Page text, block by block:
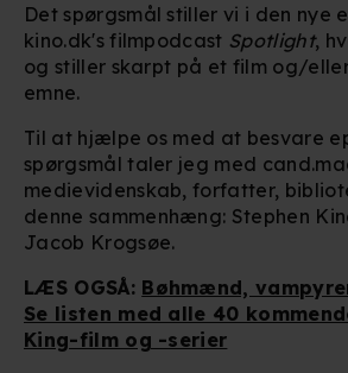
Det spørgsmål stiller vi i den nye
kino.dk's filmpodcast Spotlight,
og stiller skarpt på et film og/
emne.
Til at hjælpe os med at besvare
spørgsmål taler jeg med
medievidenskab, forfatter,
denne sammenhæng: Stephen
Jacob Krogsøe.
LÆS OGSÅ: Bøhmænd,
Se listen med alle 40
King-film og -serier